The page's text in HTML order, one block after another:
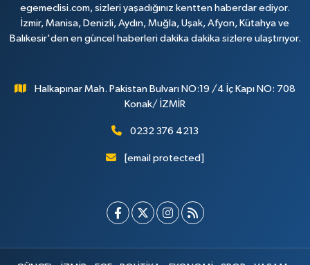
egemeclisi.com, sizleri yaşadığınız kentten haberdar ediyor.
İzmir, Manisa, Denizli, Aydın, Muğla, Uşak, Afyon, Kütahya ve
Balıkesir'den en güncel haberleri dakika dakika sizlere ulaştırıyor.
Halkapınar Mah. Pakistan Bulvarı NO:19 /4 İç Kapı NO: 708
Konak/ İZMİR
0232 376 4213
[email protected]